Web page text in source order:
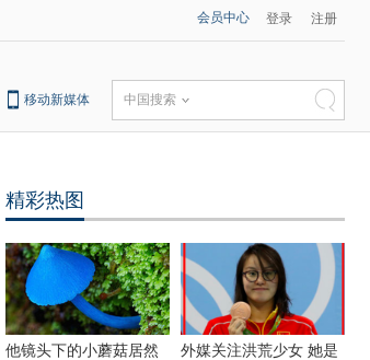
会员中心 登录 注册
移动新媒体 中国搜索
精彩热图
他镜头下的小蘑菇居然
外媒关注洪荒少女 她是